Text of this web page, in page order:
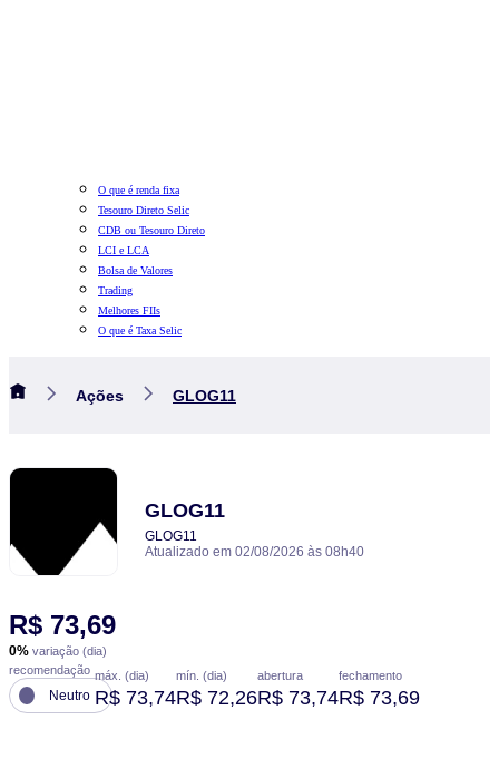
O que é renda fixa
Tesouro Direto Selic
CDB ou Tesouro Direto
LCI e LCA
Bolsa de Valores
Trading
Melhores FIIs
O que é Taxa Selic
Ações GLOG11
GLOG11
GLOG11
Atualizado em 02/08/2026 às 08h40
R$ 73,69
0% variação (dia)
recomendação
Neutro
máx. (dia)
R$ 73,74
mín. (dia)
R$ 72,26
abertura
R$ 73,74
fechamento
R$ 73,69